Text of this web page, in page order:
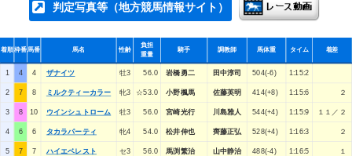
判定写真等（地方競馬情報サイト）
着順枠番馬番 馬名 性齢
負担
重量
騎手 調教師 馬体重 タイム 着差
1 4 4 ザナイツ 牡3 56.0 岩橋勇二 田中淳司 504(-6) 1:15:2
2 7 8 ミルクティーカラー 牝3 ☆53.0 小野楓馬 佐藤英明 414(+8) 1:15:6 ２
3 8 10 ウインシュトローム 牡3 56.0 宮崎光行 川島雅人 544(+4) 1:15:9 １１／２
4 6 6 タカラパーティ 牝4 54.0 松井伸也 齊藤正弘 528(+4) 1:16:3 ２
5 7 7 ハイエベレスト セ3 56.0 馬渕繁治 山中静治 488(-4) 1:16:5 １